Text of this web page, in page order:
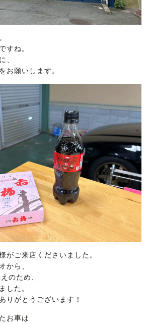
すね。
、
お願いします。
がご来店くださいました。
から、
のため、
した。
りがとうございます！
お車は